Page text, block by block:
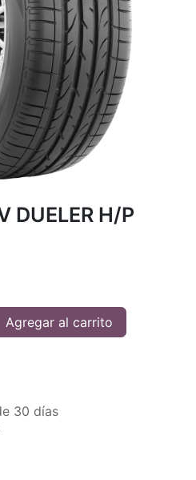
DUELER H/P
Agregar al carrito
30 días